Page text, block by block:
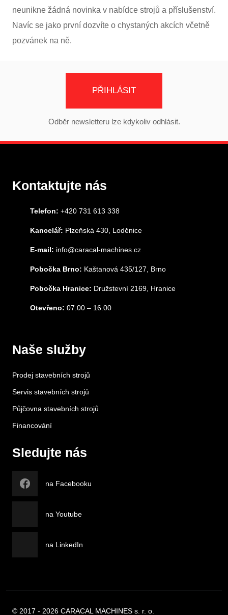
neunikne žádná novinka v nabídce strojů a příslušenství.
Navíc se jako první dozvíte o chystaných akcích včetně
pozvánek na ně.
PŘIHLÁSIT
Odběr newsletteru lze kdykoliv odhlásit.
Kontaktujte nás
Telefon: +420 731 613 338
Kancelář: Plzeňská 430, Loděnice
E-mail: info@caracal-machines.cz
Pobočka Brno: Kaštanová 435/127, Brno
Pobočka Hranice: Družstevní 2169, Hranice
Otevřeno: 07:00 – 16:00
Naše služby
Prodej stavebních strojů
Servis stavebních strojů
Půjčovna stavebních strojů
Financování
Sledujte nás
na Facebooku
na Youtube
na LinkedIn
© 2017 - 2026 CARACAL MACHINES s. r. o.